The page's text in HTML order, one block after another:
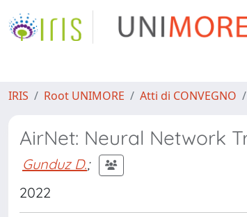
IRIS Root UNIMORE Atti di CONVEGNO
AirNet: Neural Network
Gunduz D.;
2022